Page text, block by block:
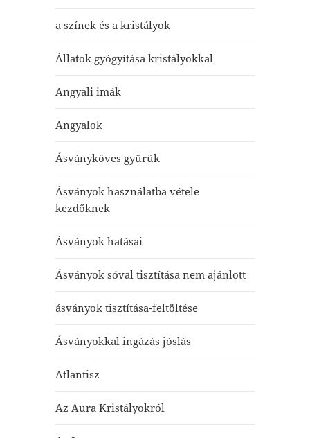
a színek és a kristályok
Állatok gyógyítása kristályokkal
Angyali imák
Angyalok
Ásványköves gyűrűk
Ásványok használatba vétele
kezdőknek
Ásványok hatásai
Ásványok sóval tisztítása nem ajánlott
ásványok tisztítása-feltöltése
Ásványokkal ingázás jóslás
Atlantisz
Az Aura Kristályokról